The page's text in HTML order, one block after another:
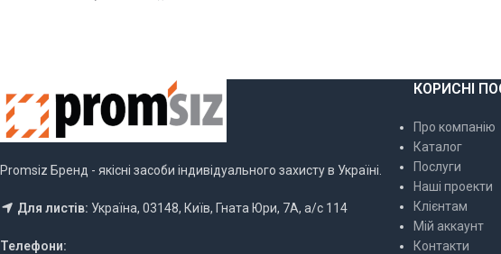
Promsiz Бренд - якісні засоби індивідуального захисту в Україні.
Для листів: Україна, 03148, Київ, Гната Юри, 7А, а/с 114
Телефони:
КОРИСНІ
Про компанію
Каталог
Послуги
Наші проекти
Клієнтам
Мій аккаунт
Контакти